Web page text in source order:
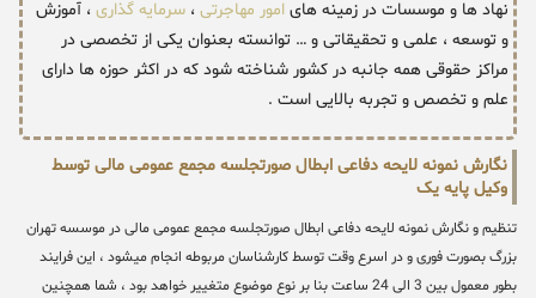
نهاد ها و موسسات در زمینه های امور مهاجرتی ، سرمایه گذاری ، آموزش
و توسعه ، علمی و تحقیقاتی و … توانسته بعنوان یکی از تخصصی در
مراکز حقوقی همه جانبه در کشور شناخته شود که در اکثر حوزه ها دارای
علم و تخصص و تجربه بالایی است .
نگارش نمونه لایحه دفاعی ابطال صورتجلسه مجمع عمومی مالی توسط
وکیل پایه یک
تنظیم و نگارش نمونه لایحه دفاعی ابطال صورتجلسه مجمع عمومی مالی در موسسه تهران
بزرگ بصورت فوری و در اسرع وقت توسط کارشناسان مربوطه انجام میشود ، این فرایند
بطور معمول بین 3 الی 24 ساعت بنا بر نوع موضوع متغییر خواهد بود ، شما همچنین